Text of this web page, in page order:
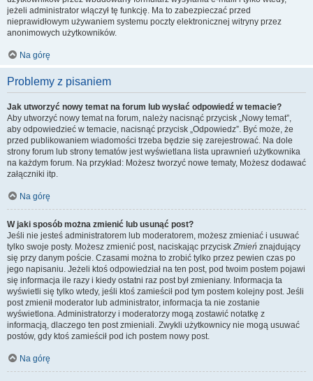
jeżeli administrator włączył tę funkcję. Ma to zabezpieczać przed
nieprawidłowym używaniem systemu poczty elektronicznej witryny przez
anonimowych użytkowników.
Na górę
Problemy z pisaniem
Jak utworzyć nowy temat na forum lub wysłać odpowiedź w temacie?
Aby utworzyć nowy temat na forum, należy nacisnąć przycisk „Nowy temat”,
aby odpowiedzieć w temacie, nacisnąć przycisk „Odpowiedz”. Być może, że
przed publikowaniem wiadomości trzeba będzie się zarejestrować. Na dole
strony forum lub strony tematów jest wyświetlana lista uprawnień użytkownika
na każdym forum. Na przykład: Możesz tworzyć nowe tematy, Możesz dodawać
załączniki itp.
Na górę
W jaki sposób można zmienić lub usunąć post?
Jeśli nie jesteś administratorem lub moderatorem, możesz zmieniać i usuwać
tylko swoje posty. Możesz zmienić post, naciskając przyciskZmień znajdujący
się przy danym poście. Czasami można to zrobić tylko przez pewien czas po
jego napisaniu. Jeżeli ktoś odpowiedział na ten post, pod twoim postem pojawi
się informacja ile razy i kiedy ostatni raz post był zmieniany. Informacja ta
wyświetli się tylko wtedy, jeśli ktoś zamieścił pod tym postem kolejny post. Jeśli
post zmienił moderator lub administrator, informacja ta nie zostanie
wyświetlona. Administratorzy i moderatorzy mogą zostawić notatkę z
informacją, dlaczego ten post zmieniali. Zwykli użytkownicy nie mogą usuwać
postów, gdy ktoś zamieścił pod ich postem nowy post.
Na górę